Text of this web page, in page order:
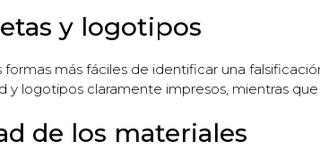
y logotipos
formas más fáciles de identificar una
y logotipos claramente impresos, mientras
de los materiales